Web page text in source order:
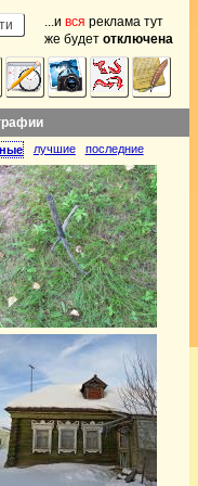
...и вся реклама тут
же будет отключена
лучшие последние